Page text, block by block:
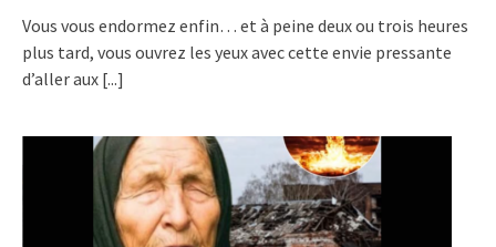
Vous vous endormez enfin… et à peine deux ou trois heures
plus tard, vous ouvrez les yeux avec cette envie pressante
d’aller aux [...]